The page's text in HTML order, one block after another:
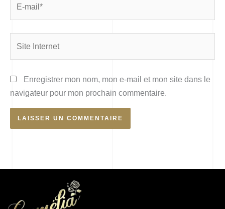
Enregistrer mon nom, mon e-mail et mon site dans le
navigateur pour mon prochain commentaire.